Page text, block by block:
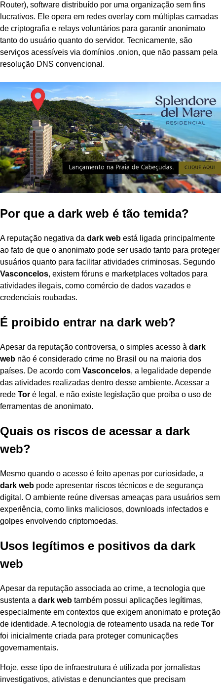
Router), software distribuído por uma organização sem fins
lucrativos. Ele opera em redes overlay com múltiplas camadas
de criptografia e relays voluntários para garantir anonimato
tanto do usuário quanto do servidor. Tecnicamente, são
serviços acessíveis via domínios .onion, que não passam pela
resolução DNS convencional.
Por que a dark web é tão temida?
A reputação negativa da dark web está ligada principalmente
ao fato de que o anonimato pode ser usado tanto para proteger
usuários quanto para facilitar atividades criminosas. Segundo
Vasconcelos, existem fóruns e marketplaces voltados para
atividades ilegais, como comércio de dados vazados e
credenciais roubadas.
É proibido entrar na dark web?
Apesar da reputação controversa, o simples acesso à dark
web não é considerado crime no Brasil ou na maioria dos
países. De acordo com Vasconcelos, a legalidade depende
das atividades realizadas dentro desse ambiente. Acessar a
rede Tor é legal, e não existe legislação que proíba o uso de
ferramentas de anonimato.
Quais os riscos de acessar a dark
web?
Mesmo quando o acesso é feito apenas por curiosidade, a
dark web pode apresentar riscos técnicos e de segurança
digital. O ambiente reúne diversas ameaças para usuários sem
experiência, como links maliciosos, downloads infectados e
golpes envolvendo criptomoedas.
Usos legítimos e positivos da dark
web
Apesar da reputação associada ao crime, a tecnologia que
sustenta a dark web também possui aplicações legítimas,
especialmente em contextos que exigem anonimato e proteção
de identidade. A tecnologia de roteamento usada na rede Tor
foi inicialmente criada para proteger comunicações
governamentais.
Hoje, esse tipo de infraestrutura é utilizada por jornalistas
investigativos, ativistas e denunciantes que precisam